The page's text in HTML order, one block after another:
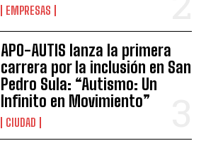
EMPRESAS
APO-AUTIS lanza la primera
carrera por la inclusión en San
Pedro Sula: “Autismo: Un
Infinito en Movimiento”
CIUDAD